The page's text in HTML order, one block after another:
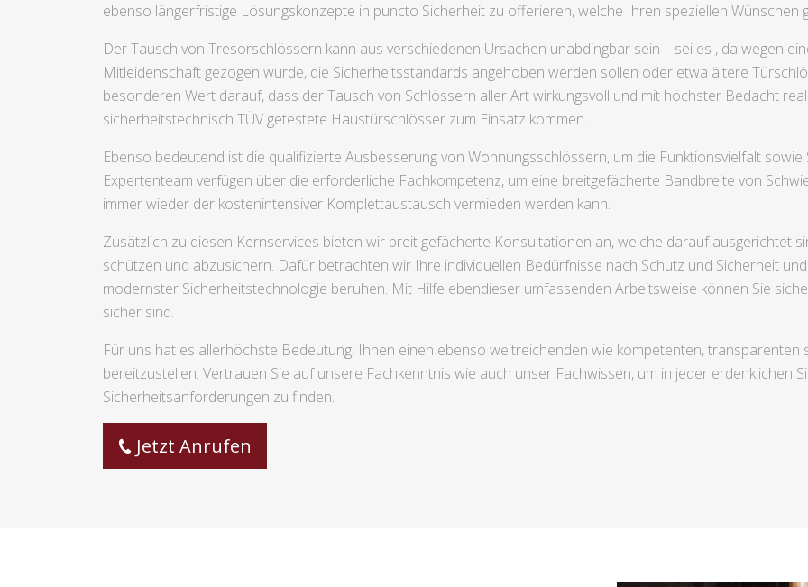
ebenso längerfristige Lösungskonzepte in puncto Sicherheit zu offerieren, welche Ihren speziellen Wünschen
Der Tausch von Tresorschlössern kann aus verschiedenen Ursachen unabdingbar sein – sei es , da wegen
Mitleidenschaft gezogen wurde, die Sicherheitsstandards angehoben werden sollen oder etwa ältere
besonderen Wert darauf, dass der Tausch von Schlössern aller Art wirkungsvoll und mit höchster Bedacht
sicherheitstechnisch TÜV getestete Haustürschlösser zum Einsatz kommen.
Ebenso bedeutend ist die qualifizierte Ausbesserung von Wohnungsschlössern, um die Funktionsvielfalt
Expertenteam verfügen über die erforderliche Fachkompetenz, um eine breitgefächerte Bandbreite von
immer wieder der kostenintensiver Komplettaustausch vermieden werden kann.
Zusätzlich zu diesen Kernservices bieten wir breit gefächerte Konsultationen an, welche darauf ausgerichtet
schützen und abzusichern. Dafür betrachten wir Ihre individuellen Bedürfnisse nach Schutz und Sicherheit
modernster Sicherheitstechnologie beruhen. Mit Hilfe ebendieser umfassenden Arbeitsweise können Sie
sicher sind.
Für uns hat es allerhöchste Bedeutung, Ihnen einen ebenso weitreichenden wie kompetenten, transparenten
bereitzustellen. Vertrauen Sie auf unsere Fachkenntnis wie auch unser Fachwissen, um in jeder erdenklichen
Sicherheitsanforderungen zu finden.
Jetzt Anrufen